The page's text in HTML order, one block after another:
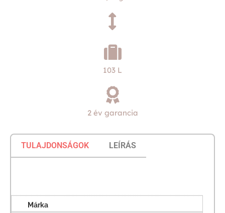
103 L
2 év garancia
TULAJDONSÁGOK LEÍRÁS
Márka